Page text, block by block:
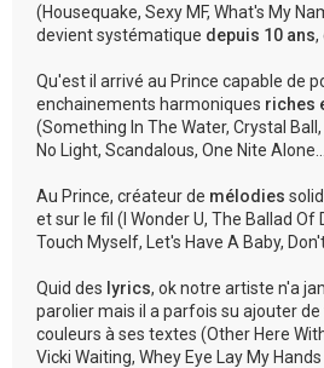
(Housequake, Sexy MF, What's My
devient systématique depuis 10 ans,
Qu'est il arrivé au Prince capable de
enchainements harmoniques riches
(Something In The Water, Crystal
No Light, Scandalous, One Nite
Au Prince, créateur de mélodies
et sur le fil (I Wonder U, The Ballad Of
Touch Myself, Let's Have A Baby,
Quid des lyrics, ok notre artiste n'a
parolier mais il a parfois su ajouter
couleurs à ses textes (Other Here
Vicki Waiting, Whey Eye Lay My Hands